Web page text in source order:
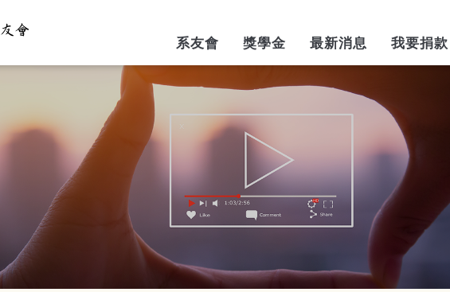
系友會 獎學金 最新消息 我要捐款